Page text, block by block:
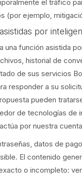
el tráfico
(por ejemplo,
por
una función asistida
historial de
de sus servicios
responder a su
pueden
de tecnologías de
por nuestra
datos de
El contenido
o incompleto: